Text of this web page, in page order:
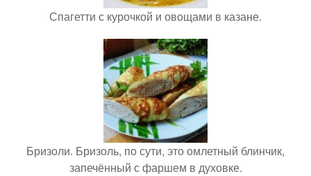
Спагетти с курочкой и овощами в казане.
Бризоли. Бризоль, по сути, это омлетный блинчик,
запечённый с фаршем в духовке.